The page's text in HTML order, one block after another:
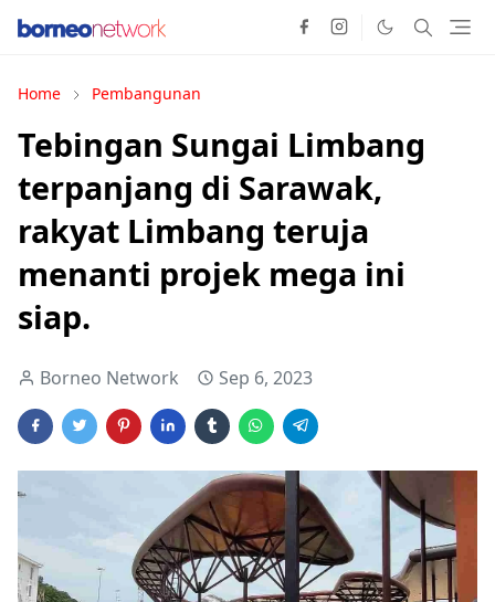
Home Pembangunan
Tebingan Sungai Limbang
terpanjang di Sarawak,
rakyat Limbang teruja
menanti projek mega ini
siap.
Borneo Network Sep 6, 2023